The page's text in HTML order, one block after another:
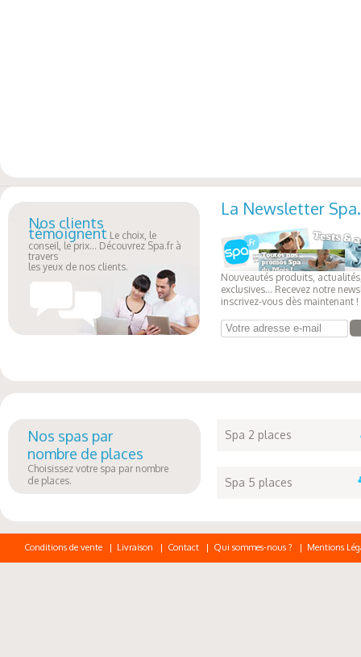
Nos clients
témoignent Le choix, le
conseil, le prix... Découvrez Spa.fr à
travers
les yeux de nos clients.
La Newsletter
Nouveautés produits,
exclusives... Recevez notre
inscrivez-vous dès maintenant !
Votre adresse e-mail
Nos spas par
nombre de places
Choisissez votre spa par nombre
de places.
Spa 2 places
Spa 5 places
Conditions de vente | Livraison | Contact | Qui sommes-nous ? | Mentions